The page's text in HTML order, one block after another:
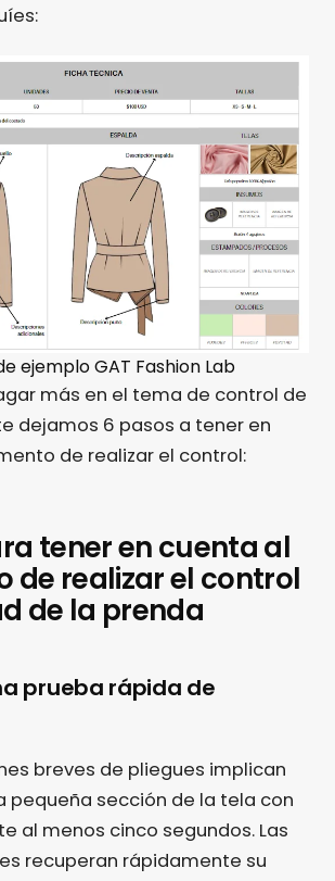
ejemplo GAT Fashion Lab
más en el tema de control de
dejamos 6 pasos a tener en
de realizar el control:
tener en cuenta al
de realizar el control
de la prenda
prueba rápida de
breves de pliegues implican
pequeña sección de la tela con
al menos cinco segundos. Las
recuperan rápidamente su